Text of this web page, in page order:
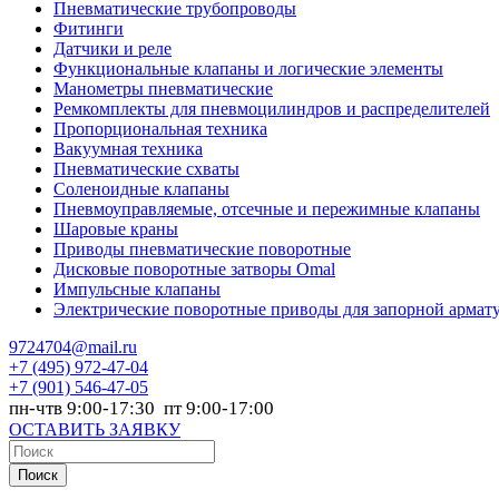
Пневматические трубопроводы
Фитинги
Датчики и реле
Функциональные клапаны и логические элементы
Манометры пневматические
Ремкомплекты для пневмоцилиндров и распределителей
Пропорциональная техника
Вакуумная техника
Пневматические схваты
Соленоидные клапаны
Пневмоуправляемые, отсечные и пережимные клапаны
Шаровые краны
Приводы пневматические поворотные
Дисковые поворотные затворы Omal
Импульсные клапаны
Электрические поворотные приводы для запорной
9724704@mail.ru
+7 (495) 972-47-04
+7 (901) 546-47-05
пн-чтв 9:00-17:30 пт 9:00-17:00
ОСТАВИТЬ ЗАЯВКУ
Поиск